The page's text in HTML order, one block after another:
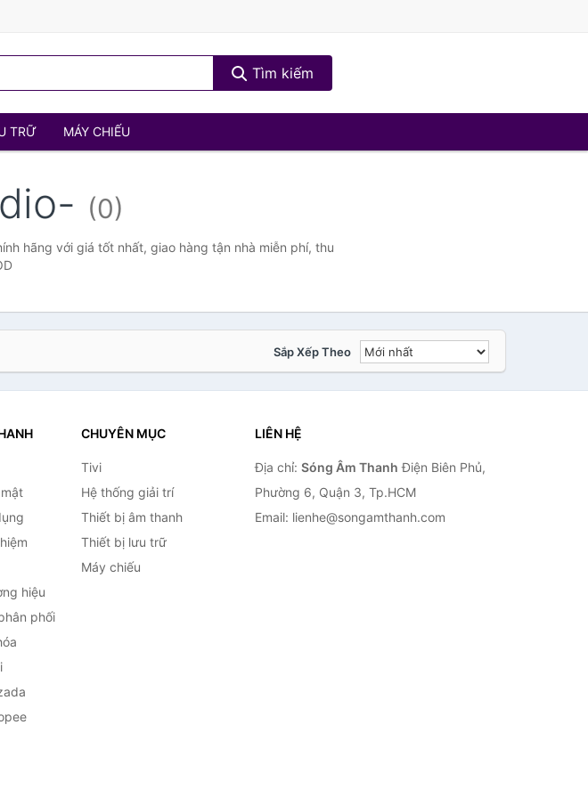
Tìm kiếm
TRỮ MÁY CHIẾU
(0)
hãng với giá tốt nhất, giao hàng tận nhà miễn phí, thu
Sắp Xếp Theo
hiệu
phối
CHUYÊN MỤC
Tivi
Hệ thống giải trí
Thiết bị âm thanh
Thiết bị lưu trữ
Máy chiếu
LIÊN HỆ
Địa chỉ: Sóng Âm Thanh Điện Biên Phủ,
Phường 6, Quận 3, Tp.HCM
Email: lienhe@songamthanh.com